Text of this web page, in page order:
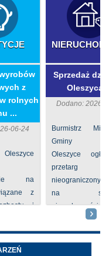
z
rolnych
...
06-24
na
z
i
Sprzedaż
Dodano: 2026-
Burmistrz
Gminy
Oleszyce
przetarg
nieograniczony
na
nieruchomości nr
Oleszycach
Orzeszkowej.